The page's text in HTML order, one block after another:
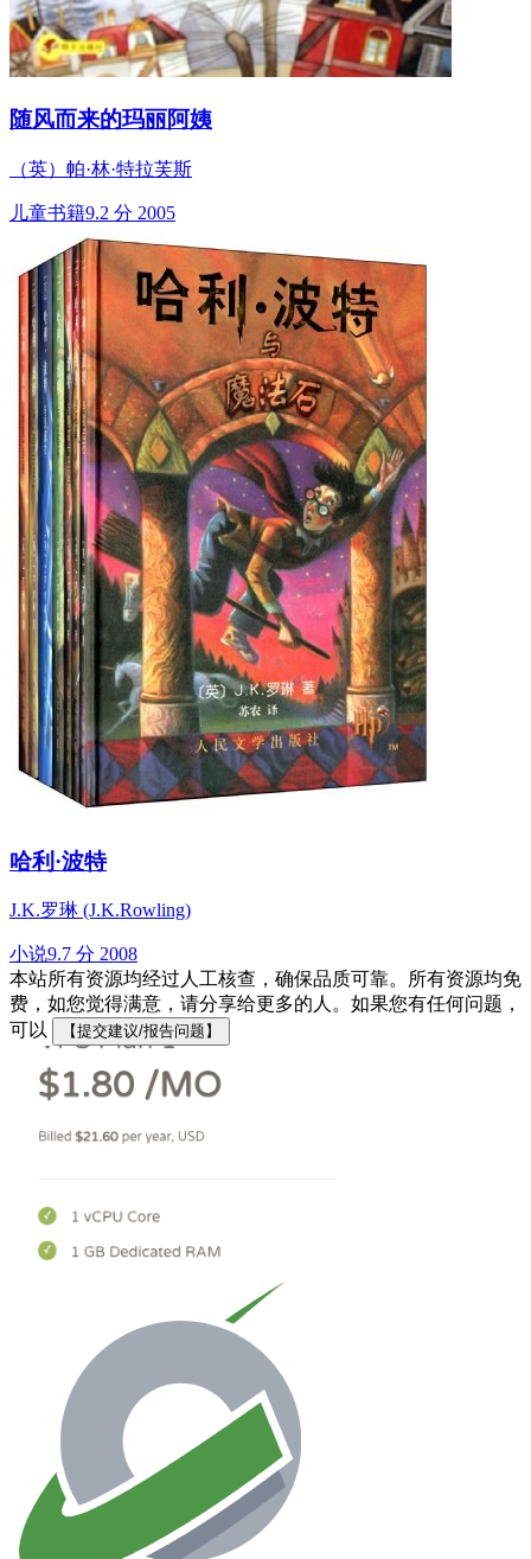
随风而来的玛丽阿姨
（英）帕·林·特拉芙斯
儿童书籍9.2 分 2005
哈利·波特
J.K.罗琳 (J.K.Rowling)
小说9.7 分 2008
本站所有资源均经过人工核查，确保品质可靠。所有资源均免
费，如您觉得满意，请分享给更多的人。如果您有任何问题，
可以
【提交建议/报告问题】